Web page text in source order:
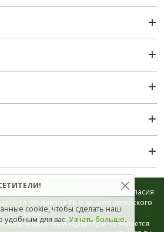
и текстовой информации без согласия
Ст. 56 Закона РБ о защите авторского
права.
характер и не является
cookie, чтобы сделать наш
удобным для вас. Узнать больше.